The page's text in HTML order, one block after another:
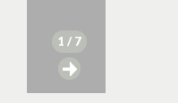
1 / 7